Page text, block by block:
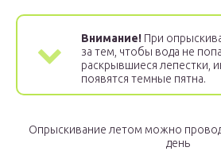
Внимание! При
за тем, чтобы вода не
раскрывшиеся лепестки,
появятся темные пятна.
Опрыскивание летом можно
день